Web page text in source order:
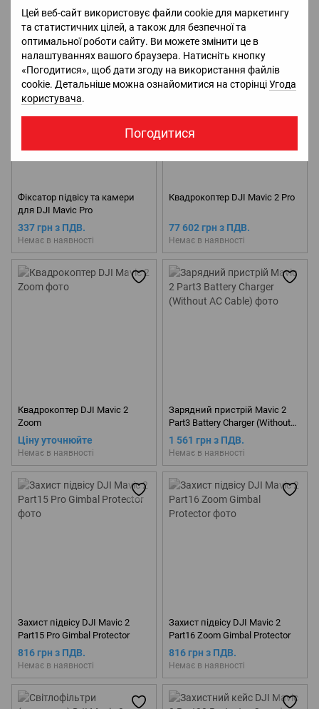
Цей веб-сайт використовує файли cookie для маркетингу
та статистичних цілей, а також для безпечної та
оптимальної роботи сайту. Ви можете змінити це в
налаштуваннях вашого браузера. Натисніть кнопку
«Погодитися», щоб дати згоду на використання файлів
cookie. Детальніше можна ознайомитися на сторінціУгода
користувача.
Погодитися
Ціну уточнюйте
Немає в наявності
Ціну уточнюйте
Немає в наявності
Фіксатор підвісу та камери
для DJI Mavic Pro
337 грн з ПДВ.
Немає в наявності
Квадрокоптер DJI Mavic 2 Pro
77 602 грн з ПДВ.
Немає в наявності
Квадрокоптер DJI Mavic 2
Zoom
Ціну уточнюйте
Немає в наявності
Зарядний пристрій Mavic 2
Part3 Battery Charger (Without
AC Cable)
1 561 грн з ПДВ.
Немає в наявності
Захист підвісу DJI Mavic 2
Part15 Pro Gimbal Protector
816 грн з ПДВ.
Немає в наявності
Захист підвісу DJI Mavic 2
Part16 Zoom Gimbal Protector
816 грн з ПДВ.
Немає в наявності